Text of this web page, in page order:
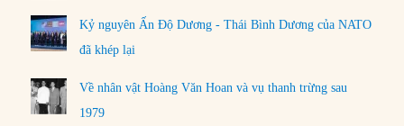
Kỷ nguyên Ấn Độ Dương - Thái Bình Dương của NATO
đã khép lại
Về nhân vật Hoàng Văn Hoan và vụ thanh trừng sau
1979